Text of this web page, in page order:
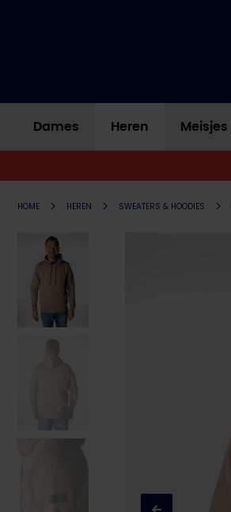
Dames Heren Meisjes
HOME HEREN SWEATERS & HOODIES